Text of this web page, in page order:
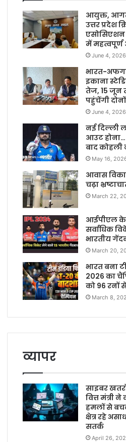
आयुक्त,
उत्तर प्रदेश
एसोसिएशन
में
June 4, 2026
भारत-
इकाना
तेज, 15
पहुंचेंगी
June 4, 2026
नई दिल्ली
आउट
बाद कोहली
May 16,
आवास
चढ़ा
March 22,
आईपीएल
सर्वाधिक
भारतीय
March 20,
भारत बना
2026 का
को 96 रनों
March 8,
व्यापर
साइबर
वित्त मंत्री
हमलों से
क्षेत्र रहे
सतर्क
April 26,